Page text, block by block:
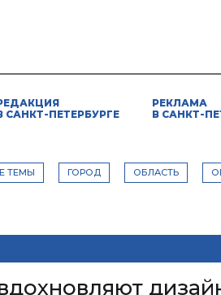
САНКТ-ПЕТЕРБУРГЕ
РЕКЛАМА
В САНКТ-
ТЕМЫ ГОРОД ОБЛАСТЬ